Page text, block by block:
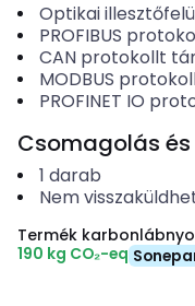
Optikai
PROFIBUS
CAN protokollt
MODBUS
PROFINET IO
Csomagolás
1 darab
Nem
Termék
190 kg CO₂-eq